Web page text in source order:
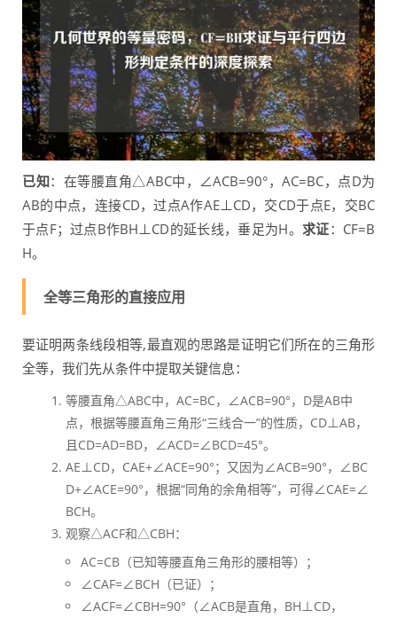
已知：在等腰直角△ABC中，∠ACB=90°，AC=BC，点D为
AB的中点，连接CD，过点A作AE⊥CD，交CD于点E，交BC
于点F；过点B作BH⊥CD的延长线，垂足为H。 求证：CF=B
H。
全等三角形的直接应用
要证明两条线段相等,最直观的思路是证明它们所在的三角形
全等，我们先从条件中提取关键信息：
等腰直角△ABC中，AC=BC，∠ACB=90°，D是AB中
点，根据等腰直角三角形“三线合一”的性质，CD⊥AB，
且CD=AD=BD，∠ACD=∠BCD=45°。
AE⊥CD，CAE+∠ACE=90°；又因为∠ACB=90°，∠BC
D+∠ACE=90°，根据“同角的余角相等”，可得∠CAE=∠
BCH。
观察△ACF和△CBH：
AC=CB（已知等腰直角三角形的腰相等）；
∠CAF=∠BCH（已证）；
∠ACF=∠CBH=90°（∠ACB是直角，BH⊥CD，